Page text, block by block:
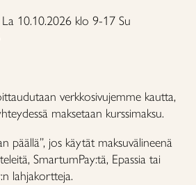
La 10.10.2026 klo 9-17 Su
verkkosivujemme kautta,
maksetaan kurssimaksu.
päällä”, jos käytät maksuvälineenä
SmartumPay:tä, Epassia tai
lahjakortteja.